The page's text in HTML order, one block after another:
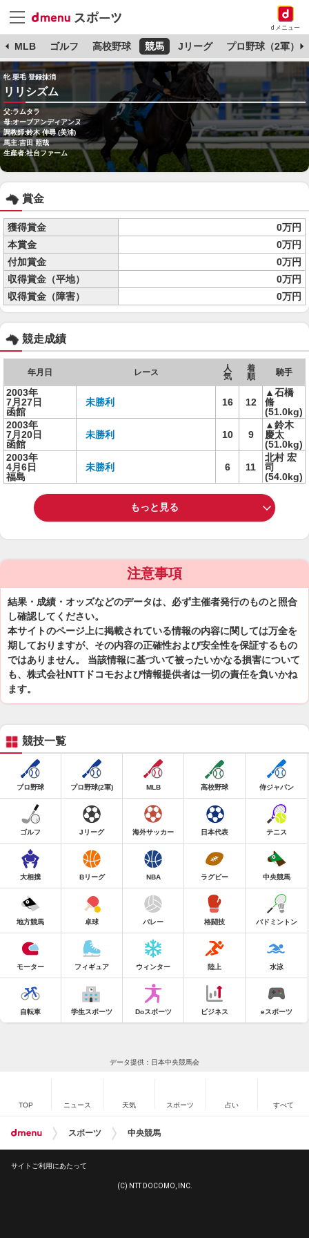
dメニュー
MLB ゴルフ 高校野球 競馬 Jリーグ プロ野球（2軍）
牝 栗毛 登録抹消
リリシズム
父:ラムタラ
母:オーブアンディアンヌ
調教師:鈴木 伸尋 (美浦)
馬主:吉田 照哉
生産者:社台ファーム
賞金
獲得賞金
0万円
本賞金
0万円
付加賞金
0万円
収得賞金（平地）
0万円
収得賞金（障害）
0万円
競走成績
年月日 レース
人
気
着
順
騎手
2003年
7月27日
函館
未勝利 16 12
▲石橋
脩
(51.0kg)
2003年
7月20日
函館
未勝利 10 9
▲鈴木
慶太
(51.0kg)
2003年
4月6日
福島
未勝利 6 11
北村 宏
司
(54.0kg)
もっと見る
注意事項
結果・成績・オッズなどのデータは、必ず主催者発行のものと照合
し確認してください。
本サイトのページ上に掲載されている情報の内容に関しては万全を
期しておりますが、その内容の正確性および安全性を保証するもの
ではありません。 当該情報に基づいて被ったいかなる損害について
も、株式会社NTTドコモおよび情報提供者は一切の責任を負いかね
ます。
競技一覧
プロ野球 プロ野球(2軍) MLB 高校野球 侍ジャパン
ゴルフ Jリーグ 海外サッカー 日本代表 テニス
大相撲 Bリーグ NBA ラグビー 中央競馬
地方競馬 卓球 バレー 格闘技 バドミントン
モーター フィギュア ウィンター 陸上 水泳
自転車 学生スポーツ Doスポーツ ビジネス eスポーツ
データ提供：日本中央競馬会
TOP ニュース 天気 スポーツ 占い すべて
スポーツ 中央競馬
サイトご利用にあたって
(C) NTT DOCOMO, INC.